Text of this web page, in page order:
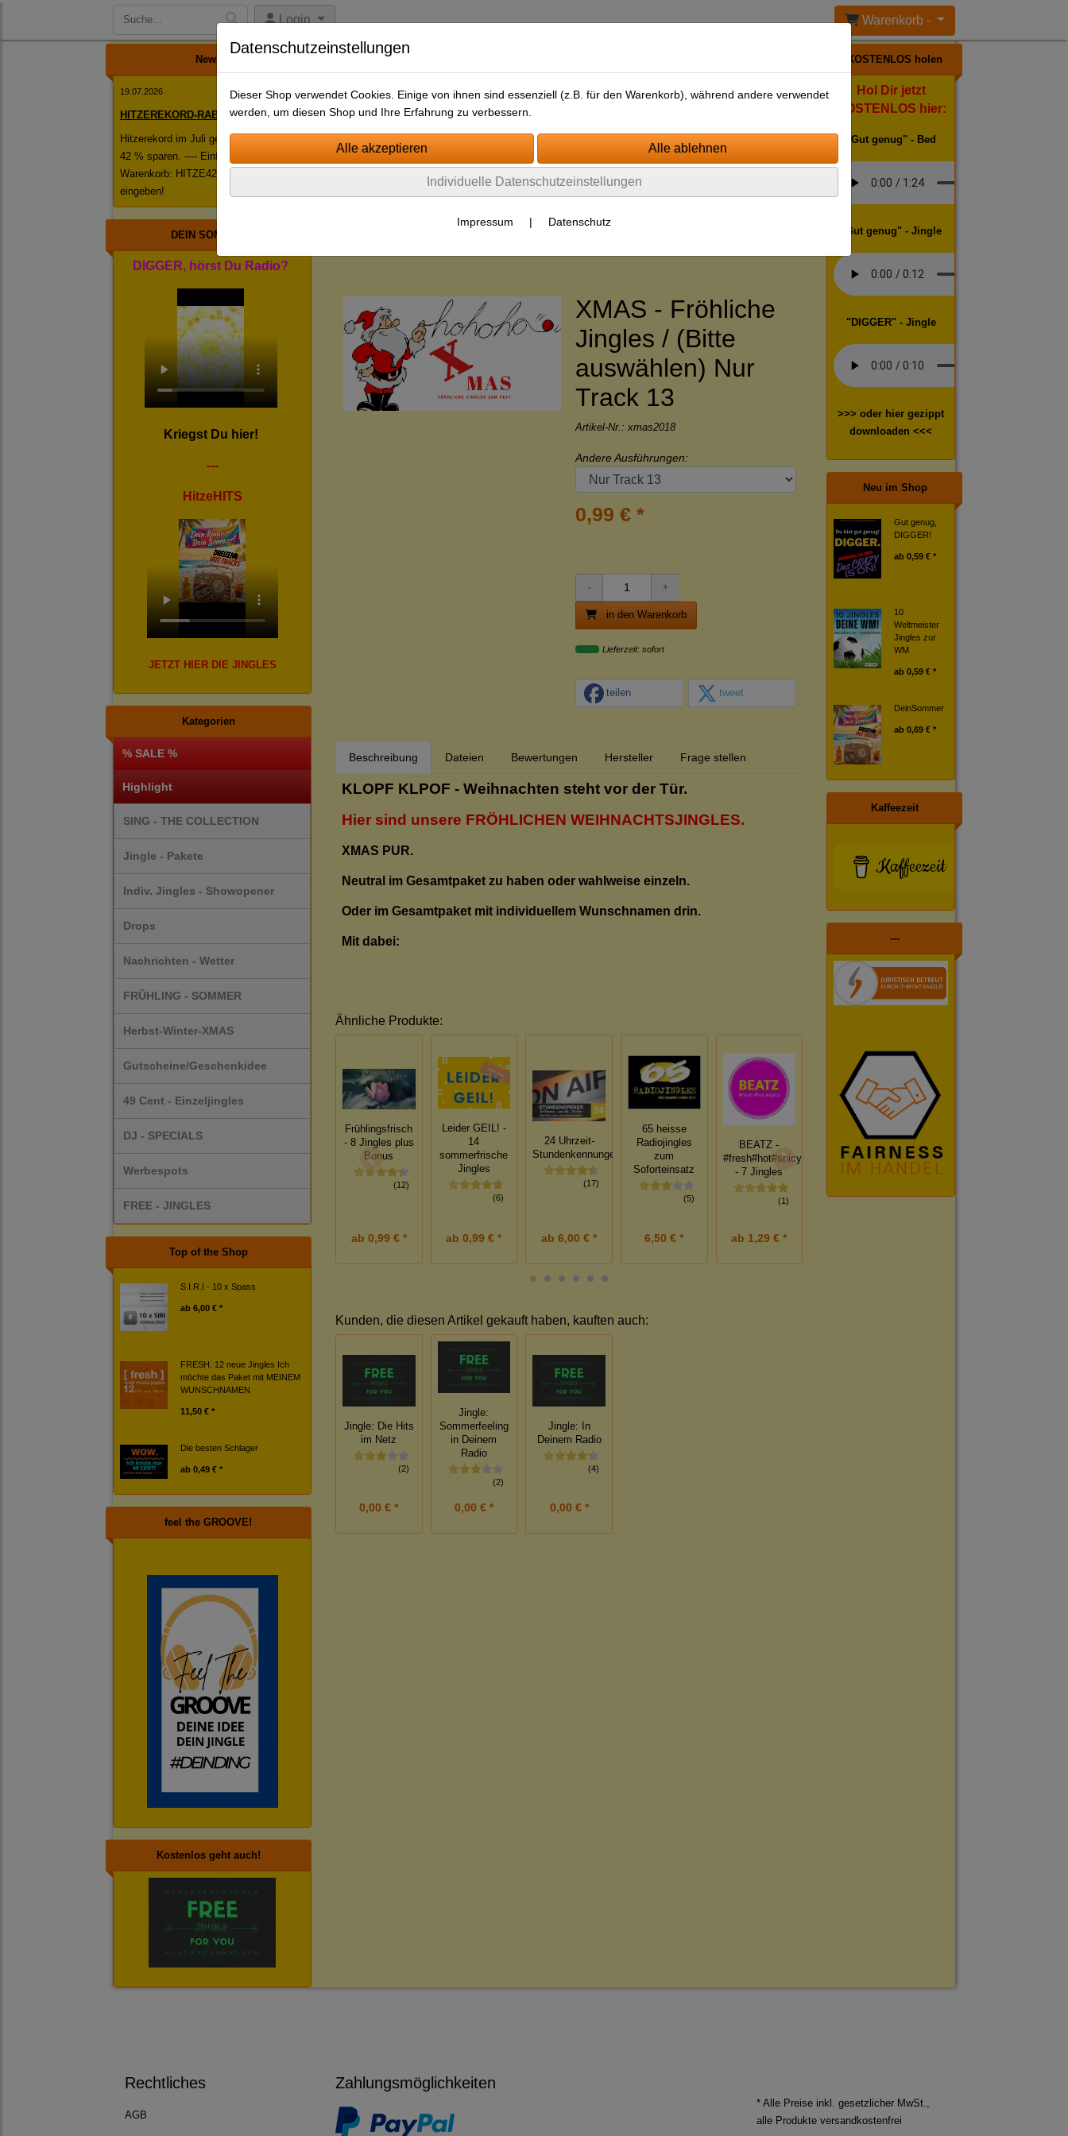
Login Warenkorb -
News
19.07.2026
HITZEREKORD-RABATT!
Hitzerekord im Juli geknackt! ------ Jetzt
42 % sparen. ---- Einfach im
Warenkorb: HITZE42 als Rabattcode
eingeben!
DEIN SOMMER
DIGGER, hörst Du Radio?
Kriegst Du hier!
---
HitzeHITS
JETZT HIER DIE JINGLES
Kategorien
% SALE %
Highlight
SING - THE COLLECTION
Jingle - Pakete
Indiv. Jingles - Showopener
Drops
Nachrichten - Wetter
FRÜHLING - SOMMER
Herbst-Winter-XMAS
Gutscheine/Geschenkidee
49 Cent - Einzeljingles
DJ - SPECIALS
Werbespots
FREE - JINGLES
Top of the Shop
S.I.R.I - 10 x Spass
ab 6,00 € *
FRESH. 12 neue Jingles Ich
möchte das Paket mit MEINEM
WUNSCHNAMEN
11,50 € *
Die besten Schlager
ab 0,49 € *
feel the GROOVE!
Kostenlos geht auch!
Startseite
XMAS - Fröhliche
Jingles / (Bitte
auswählen) Nur
Track 13
Artikel-Nr.:xmas2018
Andere Ausführungen:
0,99 € *
in den Warenkorb
Lieferzeit: sofort
teilen tweet
Beschreibung Dateien Bewertungen Hersteller Frage stellen
KLOPF KLPOF - Weihnachten steht vor der Tür.
Hier sind unsere FRÖHLICHEN WEIHNACHTSJINGLES.
XMAS PUR.
Neutral im Gesamtpaket zu haben oder wahlweise einzeln.
Oder im Gesamtpaket mit individuellem Wunschnamen drin.
Mit dabei:
Ähnliche Produkte:
Frühlingsfrisch
- 8 Jingles plus
Bonus
(12)
ab 0,99 € *
Leider GEIL! -
14
sommerfrische
Jingles
(6)
ab 0,99 € *
24 Uhrzeit-
Stundenkennungen/Opener
(17)
ab 6,00 € *
65 heisse
Radiojingles
zum
Soforteinsatz
(5)
6,50 € *
BEATZ -
#fresh#hot#spicy
- 7 Jingles
(1)
ab 1,29 € *
CHARTS -
ELEMENTS
(4)
SUMMER
Editon - Dein
Kunden, die diesen Artikel gekauft haben, kauften auch:
Jingle: Die Hits
im Netz
(2)
0,00 € *
Jingle:
Sommerfeeling
in Deinem
Radio
(2)
0,00 € *
Jingle: In
Deinem Radio
(4)
0,00 € *
KOSTENLOS holen
Hol Dir jetzt
KOSTENLOS hier:
"Gut genug" - Bed
"Gut genug" - Jingle
"DIGGER" - Jingle
>>> oder hier gezippt
downloaden <<<
Neu im Shop
Gut genug,
DIGGER!
ab 0,59 € *
10
Weltmeister
Jingles zur
WM
ab 0,59 € *
DeinSommer
ab 0,69 € *
Kaffeezeit
Kaffeezeit
---
Rechtliches
AGB
Zahlungsmöglichkeiten
* Alle Preise inkl. gesetzlicher MwSt.,
alle Produkte versandkostenfrei
Datenschutzeinstellungen
Dieser Shop verwendet Cookies. Einige von ihnen sind essenziell (z.B. für den Warenkorb), während andere verwendet
werden, um diesen Shop und Ihre Erfahrung zu verbessern.
Individuelle Datenschutzeinstellungen
Impressum | Datenschutz